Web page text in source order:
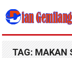
Blog Dian Gemilang
TAG: MAKAN